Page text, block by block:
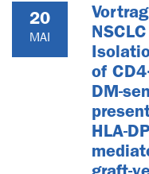
20
MAI
of
DM-
HLA-